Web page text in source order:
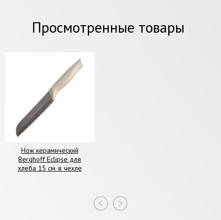
Просмотренные товары
Нож керамический
Berghoff Eclipse для
хлеба 15 см. в чехле